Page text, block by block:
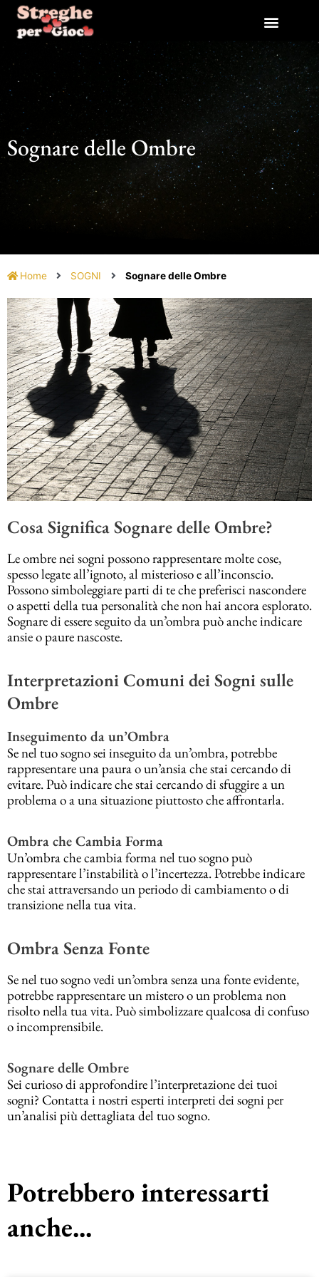
contenuto
Sognare delle Ombre
Home SOGNI Sognare delle Ombre
Cosa Significa Sognare delle Ombre?
Le ombre nei sogni possono rappresentare molte cose,
spesso legate all’ignoto, al misterioso e all’inconscio.
Possono simboleggiare parti di te che preferisci nascondere
o aspetti della tua personalità che non hai ancora esplorato.
Sognare di essere seguito da un’ombra può anche indicare
ansie o paure nascoste.
Interpretazioni Comuni dei Sogni sulle
Ombre
Inseguimento da un’Ombra
Se nel tuo sogno sei inseguito da un’ombra, potrebbe
rappresentare una paura o un’ansia che stai cercando di
evitare. Può indicare che stai cercando di sfuggire a un
problema o a una situazione piuttosto che affrontarla.
Ombra che Cambia Forma
Un’ombra che cambia forma nel tuo sogno può
rappresentare l’instabilità o l’incertezza. Potrebbe indicare
che stai attraversando un periodo di cambiamento o di
transizione nella tua vita.
Ombra Senza Fonte
Se nel tuo sogno vedi un’ombra senza una fonte evidente,
potrebbe rappresentare un mistero o un problema non
risolto nella tua vita. Può simbolizzare qualcosa di confuso
o incomprensibile.
Sognare delle Ombre
Sei curioso di approfondire l’interpretazione dei tuoi
sogni? Contatta i nostri esperti interpreti dei sogni per
un’analisi più dettagliata del tuo sogno.
Potrebbero interessarti
anche...